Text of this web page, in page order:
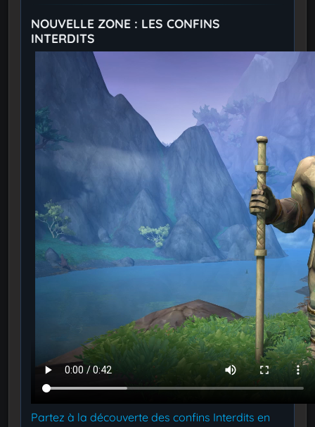
NOUVELLE ZONE : LES CONFINS
INTERDITS
Partez à la découverte des confins Interdits en